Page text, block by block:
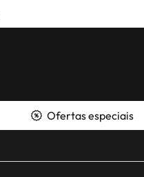
Ofertas especiais